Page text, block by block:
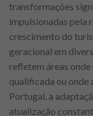
transformações
impulsionadas pela
crescimento do
geracional em
refletem áreas onde
qualificada ou onde
Portugal, a
atualização